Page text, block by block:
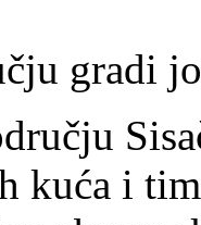
gradi
kuća i